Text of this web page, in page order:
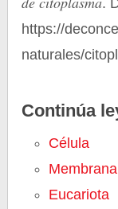
.
https://
naturales/
Continúa
Célula
Membrana
Eucariota